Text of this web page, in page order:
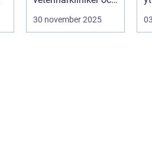
djursjukhus....
30 november 2025